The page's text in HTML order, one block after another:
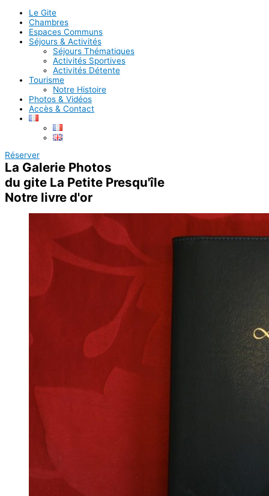
Le Gite
Chambres
Espaces Communs
Séjours & Activités
Séjours Thématiques
Activités Sportives
Activités Détente
Tourisme
Notre Histoire
Photos & Vidéos
Accès & Contact
Réserver
La Galerie Photos
du gite La Petite Presqu'île
Notre livre d'or